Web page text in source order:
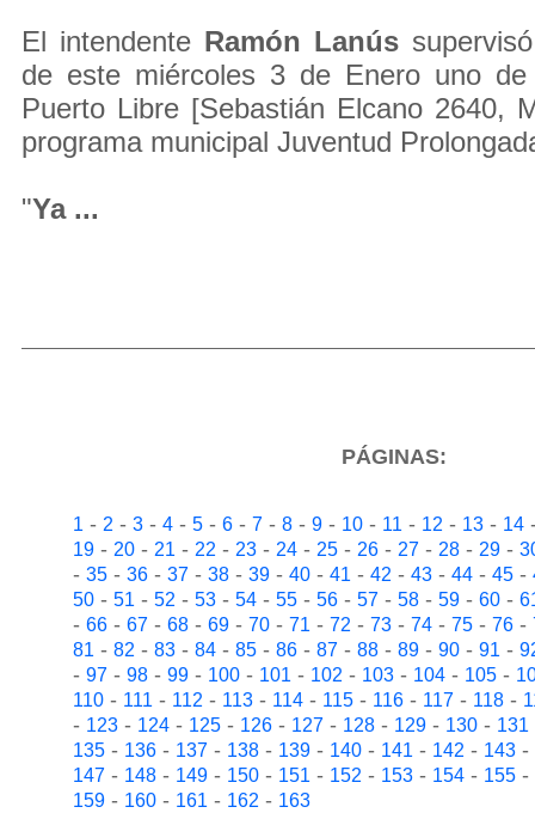
El intendente Ramón Lanús
de este miércoles 3 de Enero uno
Puerto Libre [Sebastián Elcano 2640,
programa municipal Juventud
"Ya ...
PÁGINAS:
1- 2- 3- 4- 5- 6- 7- 8- 9- 10- 11- 12- 13- 14
19- 20- 21- 22- 23- 24- 25- 26- 27- 28- 29-
- 35- 36- 37- 38- 39- 40- 41- 42- 43- 44- 45-
50- 51- 52- 53- 54- 55- 56- 57- 58- 59- 60-
- 66- 67- 68- 69- 70- 71- 72- 73- 74- 75- 76-
81- 82- 83- 84- 85- 86- 87- 88- 89- 90- 91-
- 97- 98- 99- 100- 101- 102- 103- 104- 105-
110- 111- 112- 113- 114- 115- 116- 117- 118-
- 123- 124- 125- 126- 127- 128- 129- 130- 131
135- 136- 137- 138- 139- 140- 141- 142- 143-
147- 148- 149- 150- 151- 152- 153- 154- 155-
159- 160- 161- 162- 163